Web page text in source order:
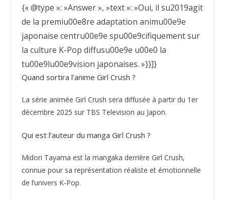
{« @type »: »Answer », »text »: »Oui, il su2019agit
de la premiu00e8re adaptation animu00e9e
japonaise centru00e9e spu00e9cifiquement sur
la culture K-Pop diffusu00e9e u00e0 la
tu00e9lu00e9vision japonaises. »}}]}
Quand sortira l’anime Girl Crush ?
La série animée Girl Crush sera diffusée à partir du 1er
décembre 2025 sur TBS Television au Japon.
Qui est l’auteur du manga Girl Crush ?
Midori Tayama est la mangaka derrière Girl Crush,
connue pour sa représentation réaliste et émotionnelle
de l’univers K-Pop.